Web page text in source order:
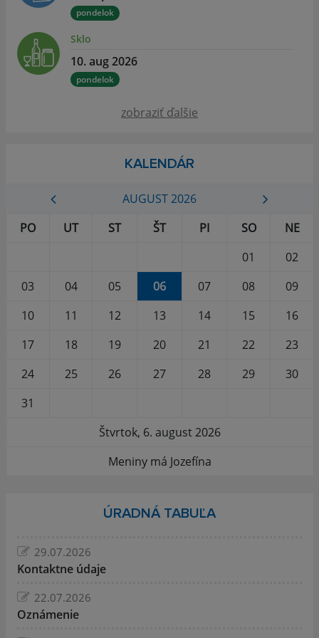
pondelok
Sklo
10. aug 2026
pondelok
zobraziť ďalšie
KALENDÁR
AUGUST 2026
PO
UT ST ŠT PI SO
NE
01
02
03
04 05 06 07 08
09
10
11 12 13 14 15
16
17
18 19 20 21 22
23
24
25 26 27 28 29
30
31
Štvrtok, 6. august 2026
Meniny má Jozefína
ÚRADNÁ TABUĽA
29.07.2026
Kontaktne údaje
22.07.2026
Oznámenie